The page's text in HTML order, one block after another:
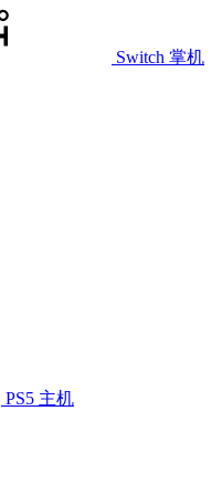
Switch 掌机
PS5 主机